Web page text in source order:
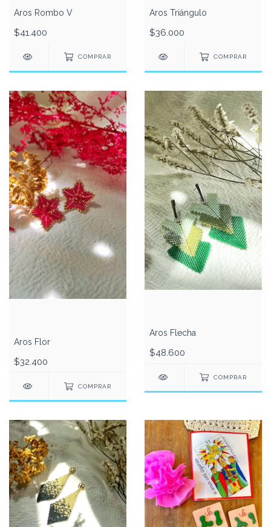
Aros Rombo V
$41.400
COMPRAR
Aros Triángulo
$36.000
COMPRAR
Aros Flor
$32.400
COMPRAR
Aros Flecha
$48.600
COMPRAR